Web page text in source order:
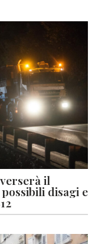
il
disagi e